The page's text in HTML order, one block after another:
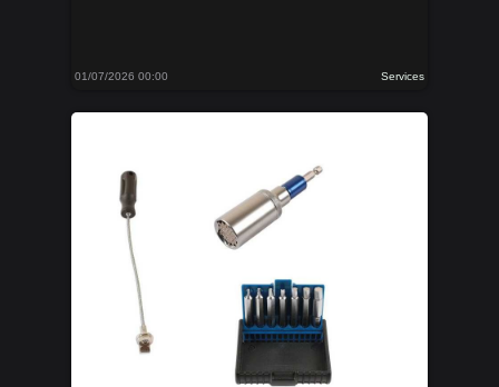
01/07/2026 00:00 Services